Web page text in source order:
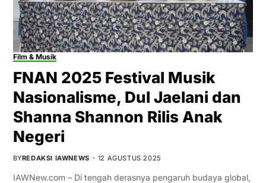
Film & Musik
FNAN 2025 Festival Musik
Nasionalisme, Dul Jaelani dan
Shanna Shannon Rilis Anak
Negeri
BYREDAKSI IAWNEWS 12 AGUSTUS 2025
IAWNew.com – Di tengah derasnya pengaruh budaya global,